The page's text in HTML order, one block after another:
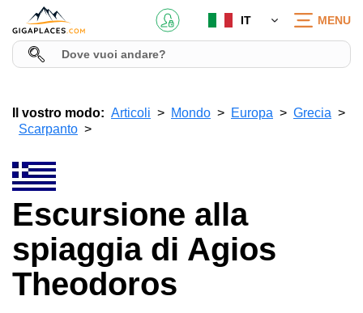
IT MENU
Il vostro modo: Articoli Mondo Europa
Grecia
Scarpanto
Escursione alla
spiaggia di Agios
Theodoros